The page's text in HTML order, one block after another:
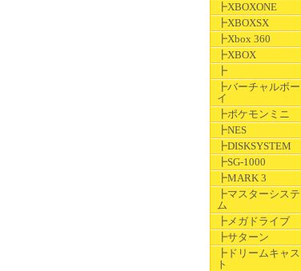
┣XBOXONE
┣XBOXSX
┣Xbox 360
┣XBOX
┣
┣バーチャルボー
イ
┣ポケモンミニ
┣NES
┣DISKSYSTEM
┣SG-1000
┣MARK 3
┣マスターシステ
ム
┣メガドライブ
┣サターン
┣ドリームキャス
ト